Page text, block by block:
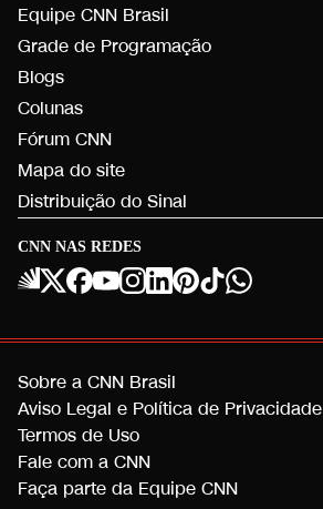
CNN NAS REDES
Equipe CNN Brasil
Grade de Programação
Blogs
Colunas
Fórum CNN
Mapa do site
Distribuição do Sinal
Sobre a CNN Brasil
Aviso Legal e Política de Privacidade
Termos de Uso
Fale com a CNN
Faça parte da Equipe CNN